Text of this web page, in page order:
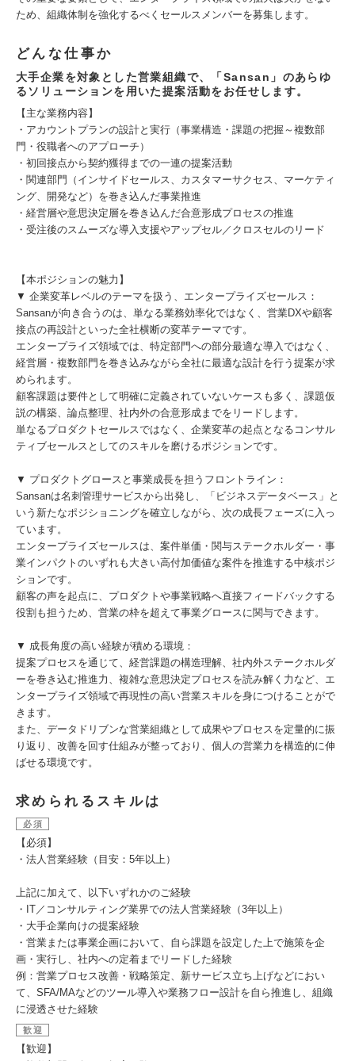
ため、組織体制を強化するべくセールスメンバーを募集します。
どんな仕事か
大手企業を対象とした営業組織で、「Sansan」のあらゆ
るソリューションを用いた提案活動をお任せします。
【主な業務内容】
・アカウントプランの設計と実行（事業構造・課題の把握～複数部
門・役職者へのアプローチ）
・初回接点から契約獲得までの一連の提案活動
・関連部門（インサイドセールス、カスタマーサクセス、マーケティ
ング、開発など）を巻き込んだ事業推進
・経営層や意思決定層を巻き込んだ合意形成プロセスの推進
・受注後のスムーズな導入支援やアップセル／クロスセルのリード
【本ポジションの魅力】
▼ 企業変革レベルのテーマを扱う、エンタープライズセールス：
Sansanが向き合うのは、単なる業務効率化ではなく、営業DXや顧客
接点の再設計といった全社横断の変革テーマです。
エンタープライズ領域では、特定部門への部分最適な導入ではなく、
経営層・複数部門を巻き込みながら全社に最適な設計を行う提案が求
められます。
顧客課題は要件として明確に定義されていないケースも多く、課題仮
説の構築、論点整理、社内外の合意形成までをリードします。
単なるプロダクトセールスではなく、企業変革の起点となるコンサル
ティブセールスとしてのスキルを磨けるポジションです。
▼ プロダクトグロースと事業成長を担うフロントライン：
Sansanは名刺管理サービスから出発し、「ビジネスデータベース」と
いう新たなポジショニングを確立しながら、次の成長フェーズに入っ
ています。
エンタープライズセールスは、案件単価・関与ステークホルダー・事
業インパクトのいずれも大きい高付加価値な案件を推進する中核ポジ
ションです。
顧客の声を起点に、プロダクトや事業戦略へ直接フィードバックする
役割も担うため、営業の枠を超えて事業グロースに関与できます。
▼ 成長角度の高い経験が積める環境：
提案プロセスを通じて、経営課題の構造理解、社内外ステークホルダ
ーを巻き込む推進力、複雑な意思決定プロセスを読み解く力など、エ
ンタープライズ領域で再現性の高い営業スキルを身につけることがで
きます。
また、データドリブンな営業組織として成果やプロセスを定量的に振
り返り、改善を回す仕組みが整っており、個人の営業力を構造的に伸
ばせる環境です。
求められるスキルは
必須
【必須】
・法人営業経験（目安：5年以上）
上記に加えて、以下いずれかのご経験
・IT／コンサルティング業界での法人営業経験（3年以上）
・大手企業向けの提案経験
・営業または事業企画において、自ら課題を設定した上で施策を企
画・実行し、社内への定着までリードした経験
例：営業プロセス改善・戦略策定、新サービス立ち上げなどにおい
て、SFA/MAなどのツール導入や業務フロー設計を自ら推進し、組織
に浸透させた経験
歓迎
【歓迎】